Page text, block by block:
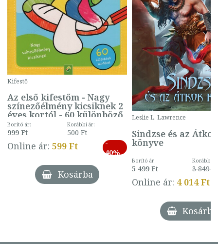
Kifestő
Az első kifestőm - Nagy
színezőélmény kicsiknek 2
éves kortól - 60 különböző
mintával (gombás)
Borító ár:
999 Ft
Korábbi ár:
500 Ft
Online ár: 599 Ft
-
40%
Kosárba
Leslie L. Lawrence
Sindzse és az Átkok
könyve
Borító ár:
5 499 Ft
Korábbi
3 849 Ft
Online ár: 4 014 Ft
Kosárba